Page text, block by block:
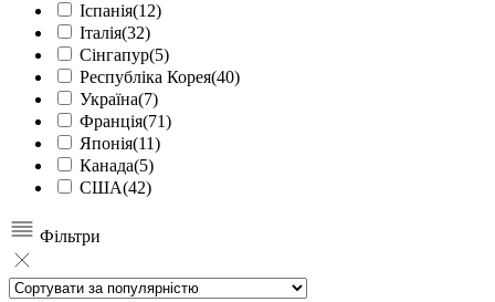
Іспанія(12)
Італія(32)
Сінгапур(5)
Республіка Корея(40)
Україна(7)
Франція(71)
Японія(11)
Канада(5)
США(42)
Фільтри